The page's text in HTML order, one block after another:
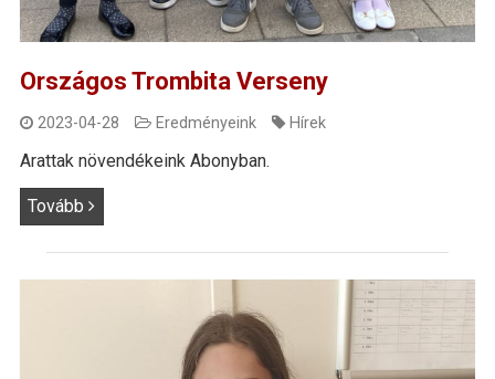
Országos Trombita Verseny
2023-04-28 Eredményeink Hírek
Arattak növendékeink Abonyban.
Tovább